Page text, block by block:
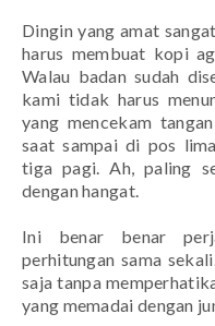
Dingin yang amat
harus membuat kopi
Walau badan sudah
kami tidak harus
yang mencekam
saat sampai di pos
tiga pagi. Ah, paling
dengan hangat.
Ini benar benar
perhitungan sama
saja tanpa
yang memadai dengan